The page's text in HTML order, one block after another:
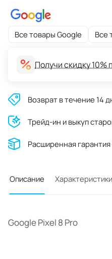
Все товары Google Все
Получи скидку 10%
Возврат в течение 14
Трейд-ин и выкуп
Расширенная гарантия
Описание Характеристики
Google Pixel 8 Pro